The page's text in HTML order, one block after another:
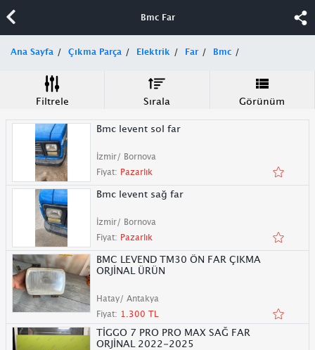
Bmc Far
Ana Sayfa Çıkma Parça Elektrik Far Bmc
Filtrele Sırala Görünüm
Bmc levent sol far
İzmir/ Bornova
Fiyat: Pazarlık
Bmc levent sağ far
İzmir/ Bornova
Fiyat: Pazarlık
BMC LEVEND TM30 ÖN FAR ÇIKMA
ORJİNAL ÜRÜN
Hatay/ Antakya
Fiyat: 1.300 TL
TİGGO 7 PRO PRO MAX SAĞ FAR
ORJİNAL 2022-2025